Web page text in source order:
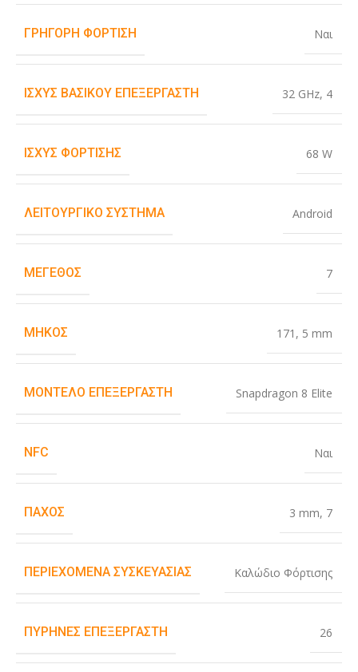
ΓΡΉΓΟΡΗ ΦΌΡΤΙΣΗ Ναι
ΙΣΧΎΣ ΒΑΣΙΚΟΎ ΕΠΕΞΕΡΓΑΣΤΉ 32 GHz, 4
ΙΣΧΎΣ ΦΌΡΤΙΣΗΣ 68 W
ΛΕΙΤΟΥΡΓΙΚΌ ΣΎΣΤΗΜΑ Android
ΜΈΓΕΘΟΣ 7
ΜΉΚΟΣ 171 , 5 mm
ΜΟΝΤΈΛΟ ΕΠΕΞΕΡΓΑΣΤΉ Snapdragon 8 Elite
NFC Ναι
ΠΆΧΟΣ 3 mm, 7
ΠΕΡΙΕΧΌΜΕΝΑ ΣΥΣΚΕΥΑΣΊΑΣ Καλώδιο Φόρτισης
ΠΥΡΉΝΕΣ ΕΠΕΞΕΡΓΑΣΤΉ 26